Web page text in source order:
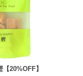
20%OFF】